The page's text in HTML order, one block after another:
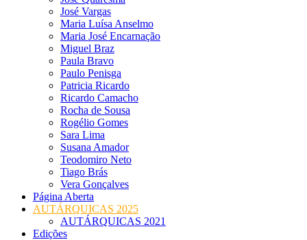
José Vargas
Maria Luísa Anselmo
Maria José Encarnação
Miguel Braz
Paula Bravo
Paulo Penisga
Patricia Ricardo
Ricardo Camacho
Rocha de Sousa
Rogélio Gomes
Sara Lima
Susana Amador
Teodomiro Neto
Tiago Brás
Vera Gonçalves
Página Aberta
AUTÁRQUICAS 2025
AUTÁRQUICAS 2021
Edições